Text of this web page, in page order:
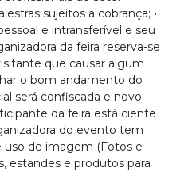
sujeitos a cobrança; •
e intransferível e seu
da feira reserva-se
que causar algum
o bom andamento do
será confiscada e novo
da feira está ciente
do evento tem
uso de imagem (Fotos e
estandes e produtos para